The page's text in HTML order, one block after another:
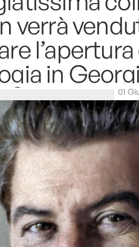
verrà
in
01